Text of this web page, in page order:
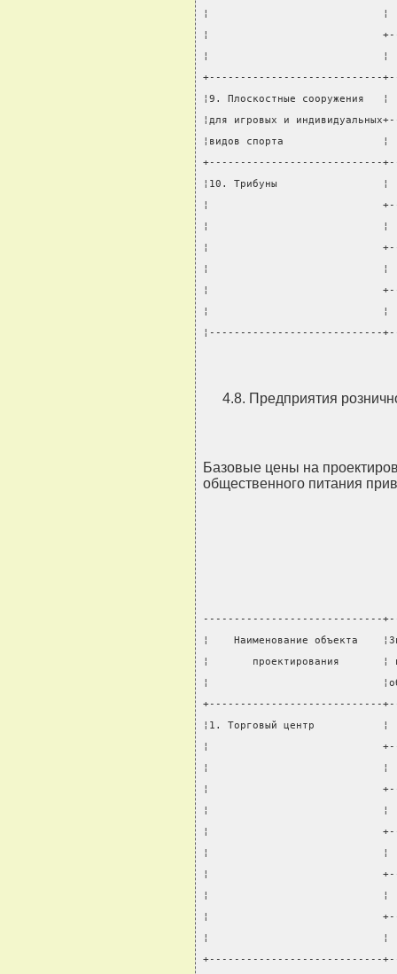
¦                            ¦
¦
¦                            ¦
+----------------------------
¦9. Плоскостные
¦для игровых и
¦видов спорта
+----------------------------
¦10. Трибуны
¦
¦                            ¦
¦
¦                            ¦
¦
¦                            ¦
¦----------------------------
4.8. Предприятия
Базовые цены на
общественного питания
-----------------------------
¦    Наименование объекта
¦       проектирования       ¦
¦
+----------------------------
¦1. Торговый центр
¦
¦                            ¦
¦
¦                            ¦
¦
¦                            ¦
¦
¦                            ¦
¦
¦                            ¦
+----------------------------